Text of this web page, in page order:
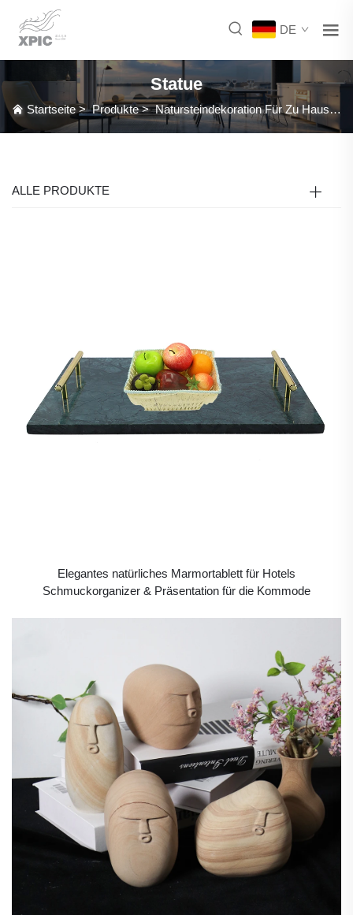
DE
Statue
Startseite>Produkte>Natursteindekoration Für Zu Hause >
ALLE PRODUKTE
Elegantes natürliches Marmortablett für Hotels
Schmuckorganizer & Präsentation für die Kommode